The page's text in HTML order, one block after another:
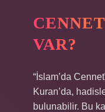
VAR?
“İslam’da
Kuran’da,
bulunabilir. Bu